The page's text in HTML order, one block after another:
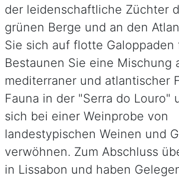
der leidenschaftliche Züchter
grünen Berge und an den
Sie sich auf flotte
Bestaunen Sie eine Mischung
mediterraner und atlantischer
Fauna in der "Serra do Louro"
sich bei einer Weinprobe von
landestypischen Weinen und
verwöhnen. Zum Abschluss
in Lissabon und haben